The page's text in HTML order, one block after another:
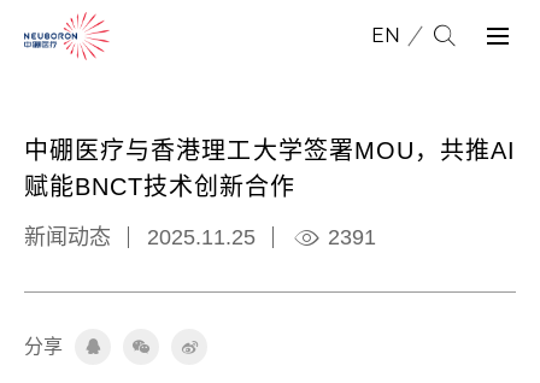
EN
中硼医疗与香港理工大学签署MOU，共推AI
赋能BNCT技术创新合作
新闻动态 2025.11.25 2391
分享